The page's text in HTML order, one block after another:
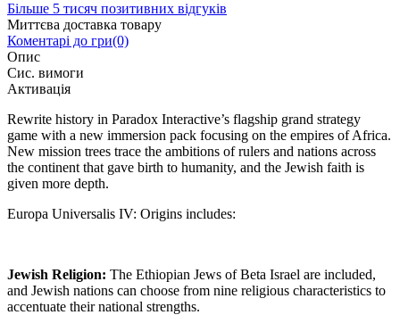
Більше 5 тисяч позитивних відгуків
Миттєва доставка товару
Коментарі до гри(0)
Опис
Сис. вимоги
Активація
Rewrite history in Paradox Interactive’s flagship grand strategy
game with a new immersion pack focusing on the empires of Africa.
New mission trees trace the ambitions of rulers and nations across
the continent that gave birth to humanity, and the Jewish faith is
given more depth.
Europa Universalis IV: Origins includes:
Jewish Religion: The Ethiopian Jews of Beta Israel are included,
and Jewish nations can choose from nine religious characteristics to
accentuate their national strengths.